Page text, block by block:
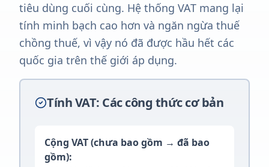
tiêu dùng cuối cùng. Hệ thống VAT mang lại
tính minh bạch cao hơn và ngăn ngừa thuế
chồng thuế, vì vậy nó đã được hầu hết các
quốc gia trên thế giới áp dụng.
Tính VAT: Các công thức cơ bản
Cộng VAT (chưa bao gồm → đã bao
gồm):